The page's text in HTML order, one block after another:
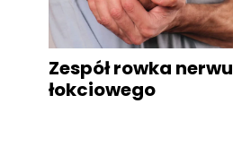
Zespółrowka nerwu
łokciowego